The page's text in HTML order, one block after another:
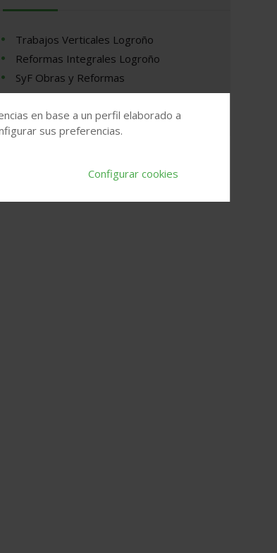
Trabajos Verticales Logroño
Reformas Integrales Logroño
SyF Obras y Reformas
Henan Dejun Industrial Co., Ltd
en base a un perfil elaborado a
sus preferencias.
Configurar cookies